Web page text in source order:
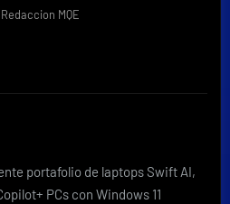
By
Redaccion MQE
portafolio de laptops Swift AI,
PCs con Windows 11